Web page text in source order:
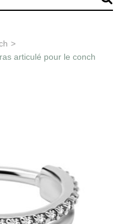
>
articulé pour le conch